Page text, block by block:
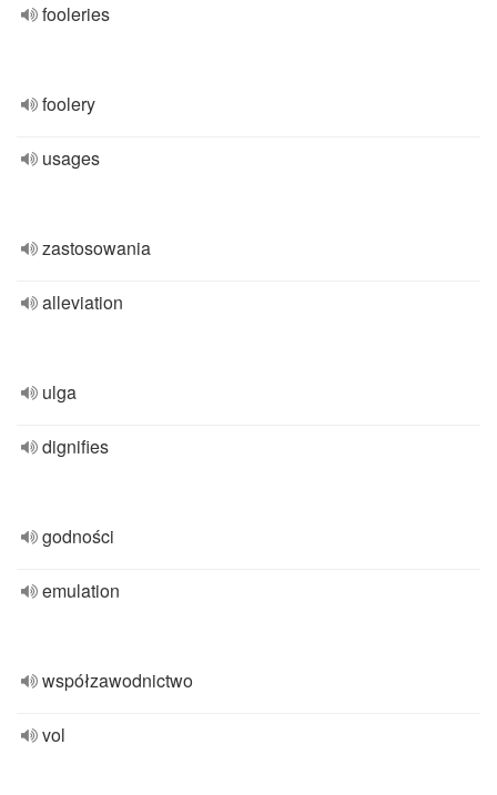
fooleries
foolery
usages
zastosowania
alleviation
ulga
dignifies
godności
emulation
współzawodnictwo
vol